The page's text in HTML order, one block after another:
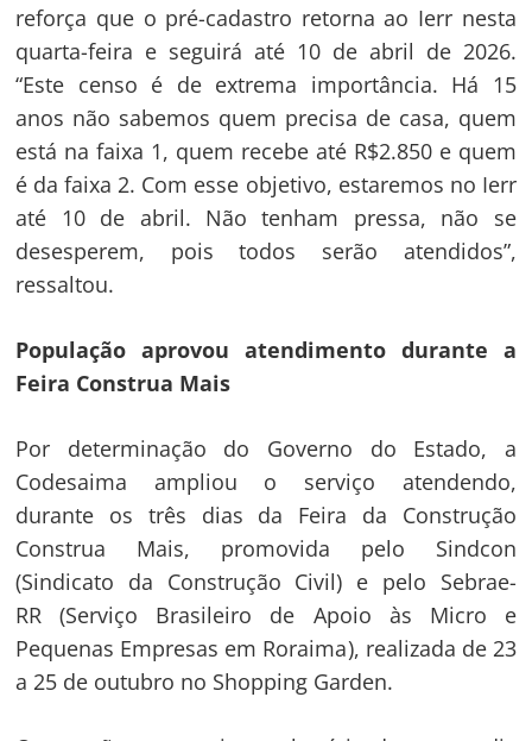
reforça que o pré-cadastro retorna ao Ierr nesta
quarta-feira e seguirá até 10 de abril de 2026.
“Este censo é de extrema importância. Há 15
anos não sabemos quem precisa de casa, quem
está na faixa 1, quem recebe até R$2.850 e quem
é da faixa 2. Com esse objetivo, estaremos no Ierr
até 10 de abril. Não tenham pressa, não se
desesperem, pois todos serão atendidos”,
ressaltou.
População aprovou atendimento durante a
Feira Construa Mais
Por determinação do Governo do Estado, a
Codesaima ampliou o serviço atendendo,
durante os três dias da Feira da Construção
Construa Mais, promovida pelo Sindcon
(Sindicato da Construção Civil) e pelo Sebrae-
RR (Serviço Brasileiro de Apoio às Micro e
Pequenas Empresas em Roraima), realizada de 23
a 25 de outubro no Shopping Garden.
Navegação